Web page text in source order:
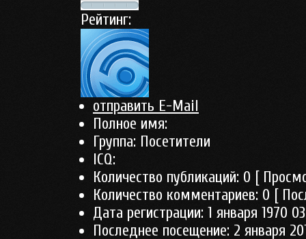
Рейтинг:
отправить E-Mail
Полное имя:
Группа: Посетители
ICQ:
Количество публикаций: 0 [
Количество комментариев: 0 [
Дата регистрации: 1 января 1970
Последнее посещение: 2 января